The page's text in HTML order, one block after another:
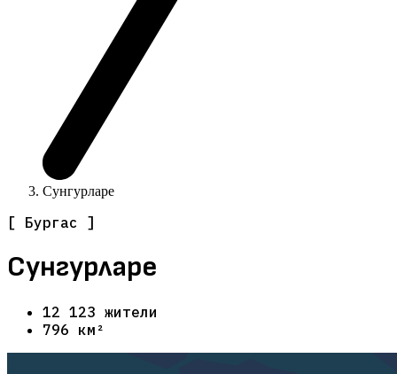
Сунгурларе
[ Бургас ]
Сунгурларе
12 123 жители
796 км²